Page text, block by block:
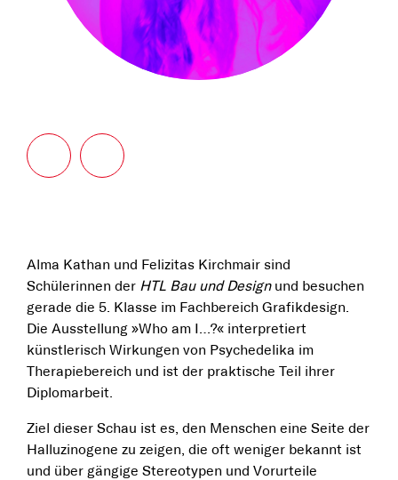
Alma Kathan und Felizitas Kirchmair sind
Schülerinnen der HTL Bau und Design und besuchen
gerade die 5. Klasse im Fachbereich Grafikdesign.
Die Ausstellung »Who am I…?« interpretiert
künstlerisch Wirkungen von Psychedelika im
Therapiebereich und ist der praktische Teil ihrer
Diplomarbeit.
Ziel dieser Schau ist es, den Menschen eine Seite der
Halluzinogene zu zeigen, die oft weniger bekannt ist
und über gängige Stereotypen und Vorurteile